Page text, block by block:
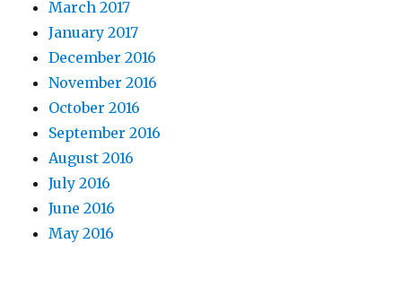
March 2017
January 2017
December 2016
November 2016
October 2016
September 2016
August 2016
July 2016
June 2016
May 2016